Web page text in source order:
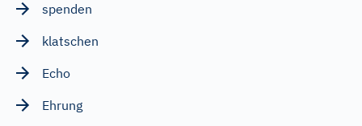
spenden
klatschen
Echo
Ehrung